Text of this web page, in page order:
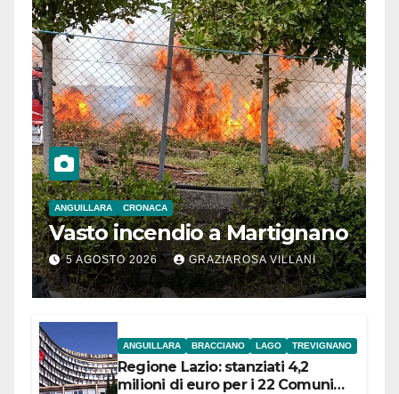
ANGUILLARA CRONACA
Vasto incendio a Martignano
5 AGOSTO 2026 GRAZIAROSA VILLANI
ANGUILLARA BRACCIANO LAGO TREVIGNANO
Regione Lazio: stanziati 4,2
milioni di euro per i 22 Comuni